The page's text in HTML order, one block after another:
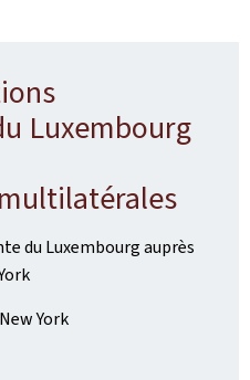
Luxembourg
du Luxembourg auprès
New York